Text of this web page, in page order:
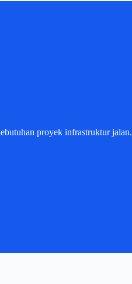
proyek infrastruktur jalan.